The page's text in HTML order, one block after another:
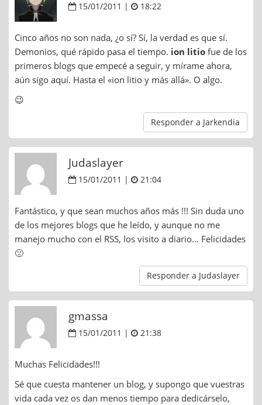
15/01/2011 | 18:22
Cinco años no son nada, ¿o sí? Sí, la verdad es que sí.
Demonios, qué rápido pasa el tiempo. ion litio fue de los
primeros blogs que empecé a seguir, y mírame ahora,
aún sigo aquí. Hasta el «ion litio y más allá». O algo.
😉
Responder a Jarkendia
Judaslayer
15/01/2011 | 21:04
Fantástico, y que sean muchos años más !!! Sin duda uno
de los mejores blogs que he leído, y aunque no me
manejo mucho con el RSS, los visito a diario… Felicidades
🙂
Responder a Judaslayer
gmassa
15/01/2011 | 21:38
Muchas Felicidades!!!
Sé que cuesta mantener un blog, y supongo que vuestras
vida cada vez os dan menos tiempo para dedicárselo,